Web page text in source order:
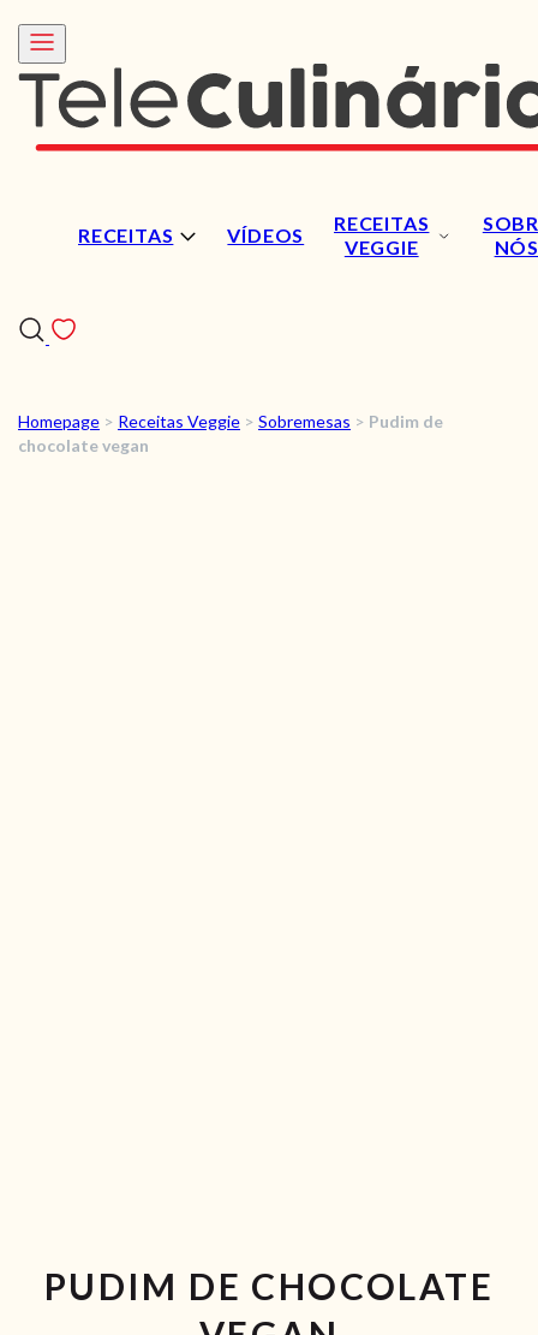
RECEITAS VÍDEOS
RECEITAS
VEGGIE
NÓS
RECEITAS
Homepage > Receitas Veggie > Sobremesas > Pudim de
chocolate vegan
PUDIM DE CHOCOLATE